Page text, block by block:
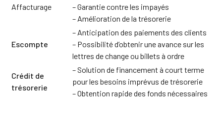
Affacturage
– Garantie contre les impayés
– Amélioration de la trésorerie
Escompte
– Anticipation des paiements des clients
– Possibilité d’obtenir une avance sur les
lettres de change ou billets à ordre
Crédit de
trésorerie
– Solution de financement à court terme
pour les besoins imprévus de trésorerie
– Obtention rapide des fonds nécessaires